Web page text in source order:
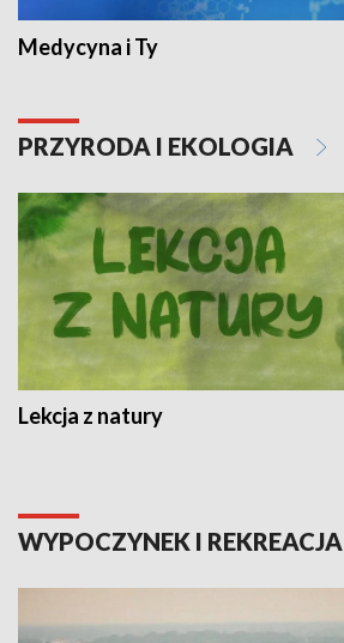
Medycyna i Ty
PRZYRODA I EKOLOGIA
Lekcja z natury
WYPOCZYNEK I REKREACJA